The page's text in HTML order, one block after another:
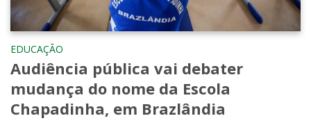
EDUCAÇÃO
Audiência pública vai debater
mudança do nome da Escola
Chapadinha, em Brazlândia